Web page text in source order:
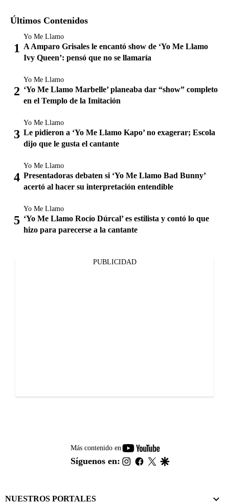
Últimos Contenidos
Yo Me Llamo
A Amparo Grisales le encantó show de ‘Yo Me Llamo
Ivy Queen’: pensó que no se llamaría
Yo Me Llamo
‘Yo Me Llamo Marbelle’ planeaba dar “show” completo
en el Templo de la Imitación
Yo Me Llamo
Le pidieron a ‘Yo Me Llamo Kapo’ no exagerar; Escola
dijo que le gusta el cantante
Yo Me Llamo
Presentadoras debaten si ‘Yo Me Llamo Bad Bunny’
acertó al hacer su interpretación entendible
Yo Me Llamo
‘Yo Me Llamo Rocío Dúrcal’ es estilista y contó lo que
hizo para parecerse a la cantante
PUBLICIDAD
Más contenido en
youtube-
footer
Síguenos en: instagram
facebook
twitter
NUESTROS PORTALES